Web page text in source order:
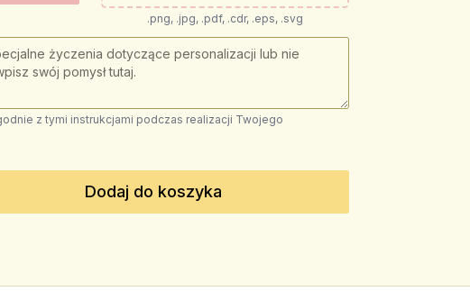
.png, .jpg, .pdf, .cdr, .eps, .svg
z tymi instrukcjami podczas realizacji Twojego
Dodaj do koszyka